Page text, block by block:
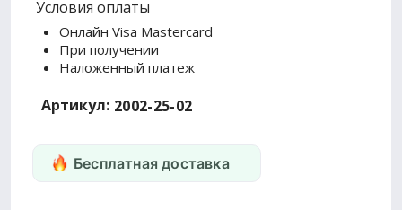
Условия оплаты
Онлайн Visa Mastercard
При получении
Наложенный платеж
Артикул: 2002-25-02
Бесплатная доставка